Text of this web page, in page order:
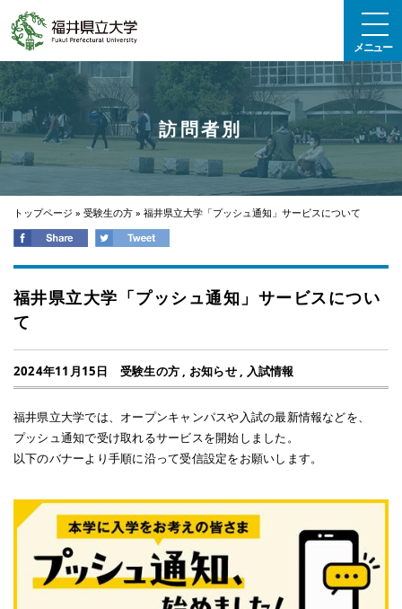
メニュー
訪問者別
トップページ » 受験生の方 » 福井県立大学「プッシュ通知」サービスについて
福井県立大学「プッシュ通知」サービスについ
て
2024年11月15日 受験生の方 , お知らせ, 入試情報
福井県立大学では、オープンキャンパスや入試の最新情報などを、
プッシュ通知で受け取れるサービスを開始しました。
以下のバナーより手順に沿って受信設定をお願いします。